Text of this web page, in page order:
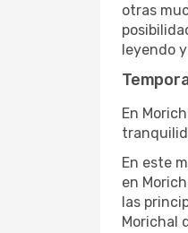
otras
leyendo
En
En este
en
las
Morichal